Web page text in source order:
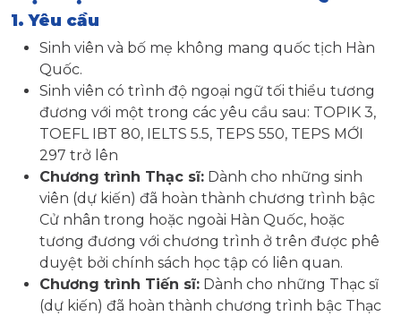
1. Yêu cầu
Sinh viên và bố mẹ không mang quốc tịch Hàn
Quốc.
Sinh viên có trình độ ngoại ngữ tối thiểu tương
đương với một trong các yêu cầu sau: TOPIK 3,
TOEFL IBT 80, IELTS 5.5, TEPS 550, TEPS MỚI
297 trở lên
Chương trình Thạc sĩ: Dành cho những sinh
viên (dự kiến) đã hoàn thành chương trình bậc
Cử nhân trong hoặc ngoài Hàn Quốc, hoặc
tương đương với chương trình ở trên được phê
duyệt bởi chính sách học tập có liên quan.
Chương trình Tiến sĩ: Dành cho những Thạc sĩ
(dự kiến) đã hoàn thành chương trình bậc Thạc